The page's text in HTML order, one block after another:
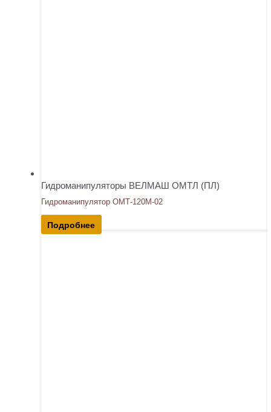
Гидроманипуляторы ВЕЛМАШ ОМТЛ (ПЛ)
Гидроманипулятор ОМТ-120М-02
Подробнее